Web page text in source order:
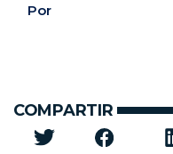
Por
COMPARTIR